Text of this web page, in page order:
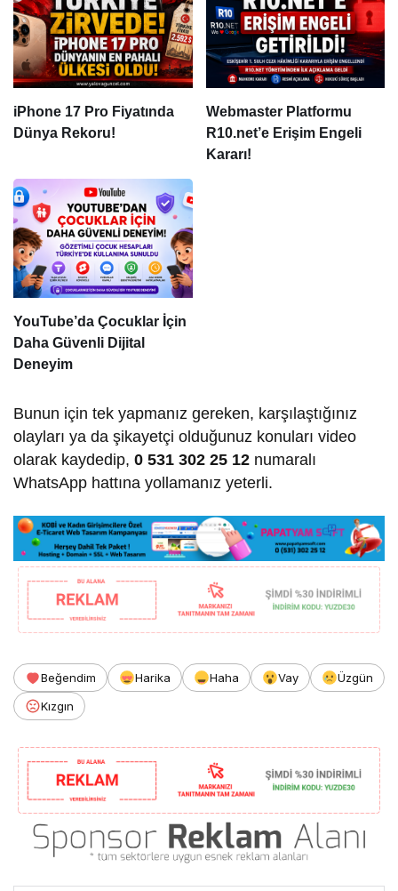
iPhone 17 Pro Fiyatında
Dünya Rekoru!
Webmaster Platformu
R10.net’e Erişim Engeli
Kararı!
YouTube’da Çocuklar İçin
Daha Güvenli Dijital
Deneyim
Bunun için tek yapmanız gereken, karşılaştığınız
olayları ya da şikayetçi olduğunuz konuları video
olarak kaydedip,0 531 302 25 12 numaralı
WhatsApp hattına yollamanız yeterli.
Beğendim Harika Haha Vay
Üzgün
Kızgın